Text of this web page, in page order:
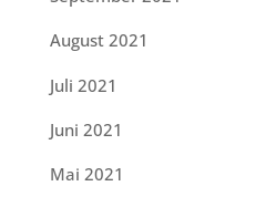
August 2021
Juli 2021
Juni 2021
Mai 2021